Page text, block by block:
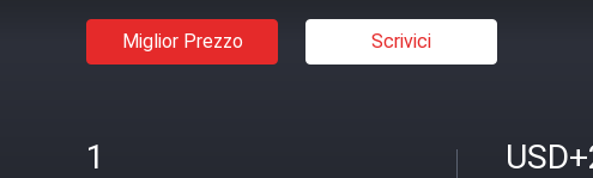
Miglior Prezzo Scrivici
1